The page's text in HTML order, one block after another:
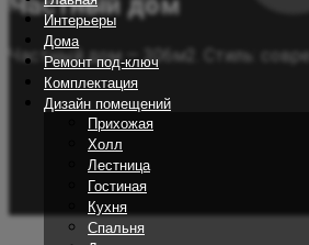
Интерьеры
Дома
Ремонт под-ключ
Комплектация
Дизайн помещений
Прихожая
Холл
Лестница
Гостиная
Кухня
Спальня
Частный дом — 306м2. Стиль: